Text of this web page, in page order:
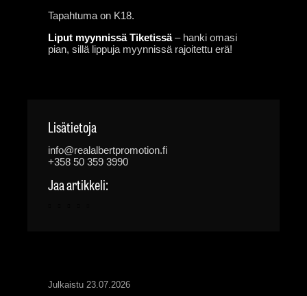
Tapahtuma on K18.
Liput myynnissä Tiketissä – hanki omasi
pian, sillä lippuja myynnissä rajoitettu erä!
Lisätietoja
info@realalbertpromotion.fi
+358 50 359 3990
Jaa artikkeli:
Julkaistu 23.07.2026